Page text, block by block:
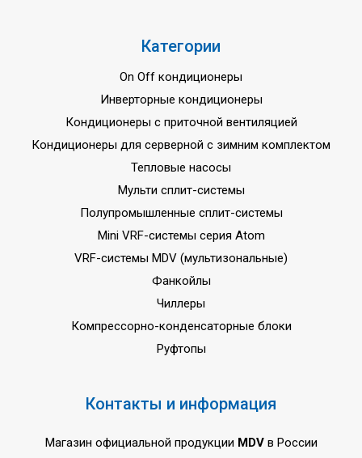
Категории
On Off кондиционеры
Инверторные кондиционеры
Кондиционеры с приточной вентиляцией
Кондиционеры для серверной с зимним комплектом
Тепловые насосы
Мульти сплит-системы
Полупромышленные сплит-системы
Mini VRF-системы серия Atom
VRF-системы MDV (мультизональные)
Фанкойлы
Чиллеры
Компрессорно-конденсаторные блоки
Руфтопы
Контакты и информация
Магазин официальной продукции MDVв России